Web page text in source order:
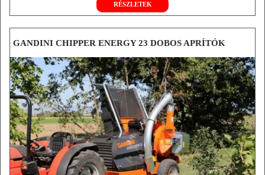
RÉSZLETEK
GANDINI CHIPPER ENERGY 23 DOBOS APRÍTÓK